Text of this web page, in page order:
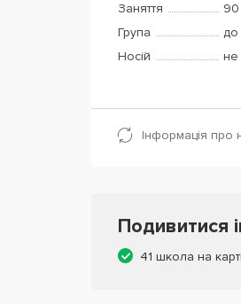
Заняття
90
Група
до
Носій
не
Інформація про
Подивитися
41 школа на